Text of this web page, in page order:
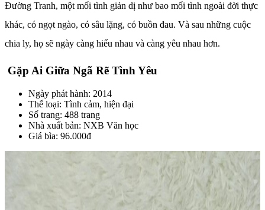
Đường Tranh, một mối tình giản dị như bao mối tình ngoài đời thực
khác, có ngọt ngào, có sâu lặng, có buồn đau. Và sau những cuộc
chia ly, họ sẽ ngày càng hiểu nhau và càng yêu nhau hơn.
Gặp Ai Giữa Ngã Rẽ Tình Yêu
Ngày phát hành: 2014
Thể loại: Tình cảm, hiện đại
Số trang: 488 trang
Nhà xuất bản: NXB Văn học
Giá bìa: 96.000đ